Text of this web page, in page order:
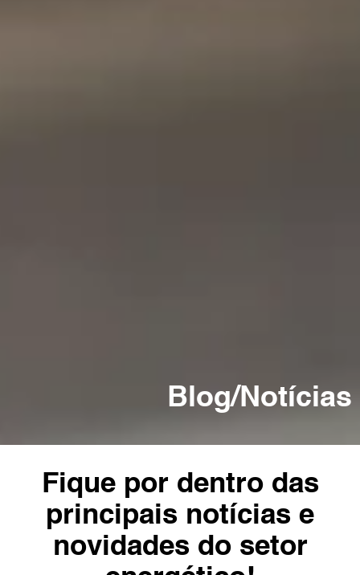
Blog/Notícias
Fique por dentro das
principais notícias e
novidades do setor